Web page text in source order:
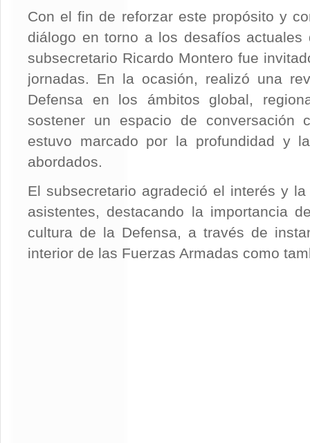
Con el fin de reforzar este propósito y
diálogo en torno a los desafíos
subsecretario Ricardo Montero fue
jornadas. En la ocasión, realizó una
Defensa en los ámbitos global,
sostener un espacio de conversación
estuvo marcado por la profundidad y
abordados.
El subsecretario agradeció el interés y
asistentes, destacando la importancia
cultura de la Defensa, a través de
interior de las Fuerzas Armadas como